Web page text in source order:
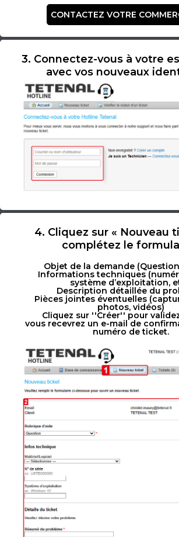
CONTACTEZ VOTRE
3. Connectez-vous à votre
avec vos nouveaux
4. Cliquez sur « Nouveau
complétez le
Objet de la demande
Informations techniques
système d’exploitation,
Description détaillée du
Pièces jointes éventuelles
photos, vidéos)
Cliquez sur ''Créer'' pour
vous recevrez un e-mail de
numéro de ticket.